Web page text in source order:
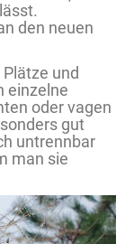
den neuen
und
einzelne
oder vagen
gut
untrennbar
man sie